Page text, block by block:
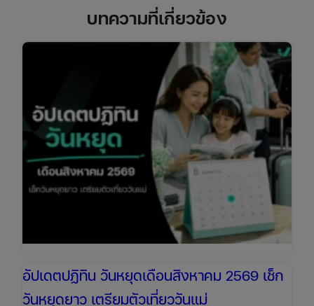
บทความที่เกี่ยวข้อง
อัปเดตปฏิทิน วันหยุดเดือนสิงหาคม 2569 เช็ก
วันหยุดยาว เตรียมตัวเที่ยววันแม่